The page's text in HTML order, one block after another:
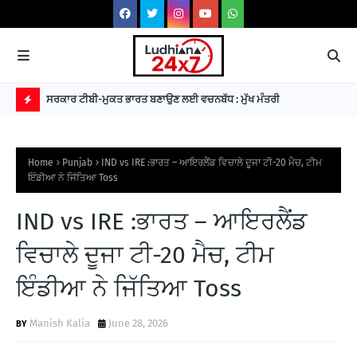
R
A
K
I
G
ਪਿਸਤੌਲਾਂ ਸਰਕਾਰ ਟੀਬੀ-ਮੁਕਤ ਭਾਰਤ ਬਣਾਉਣ ਲਈ ਵਚਨਬੱਧ : ਮੁੱਖ ਮੰਤਰੀ
Home Punjab
IND vs IRE :ਭਾਰਤ – ਆਇਰਲੈਂਡ ਵਿਚਾਲੇ ਦੂਜਾ ਟੀ-20 ਮੈਚ, ਟੀਮ
ਇੰਡੀਆ ਨੇ ਜਿੱਤਿਆ Toss
IND vs IRE :ਭਾਰਤ – ਆਇਰਲੈਂਡ
ਵਿਚਾਲੇ ਦੂਜਾ ਟੀ-20 ਮੈਚ, ਟੀਮ
ਇੰਡੀਆ ਨੇ ਜਿੱਤਿਆ Toss
Manish Kalia June 28, 2026